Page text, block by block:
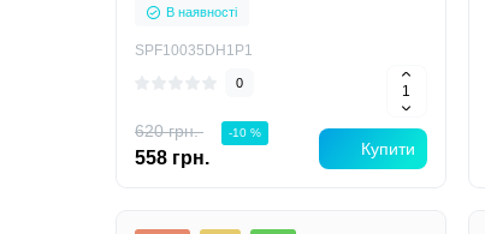
В наявності
SPF10035DH1P1
0
620 грн. -10 %
558 грн. Купити